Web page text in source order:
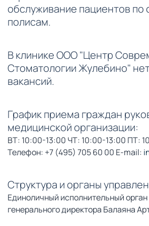
обслуживание пациентов по
полисам.
В клиникеООО "Центр
Стоматологии Жулебино"
вакансий.
График приема граждан
медицинской организации:
ВТ: 10:00-13:00 ЧТ: 10:00-13:00 ПТ:
Телефон: +7 (495) 705 60 00 E-mail:
Структура и органы
Единоличный исполнительный
генерального директора Балаяна